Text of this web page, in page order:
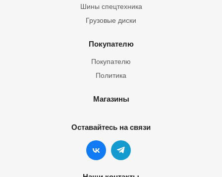
Шины спецтехника
Грузовые диски
Покупателю
Покупателю
Политика
Магазины
Оставайтесь на связи